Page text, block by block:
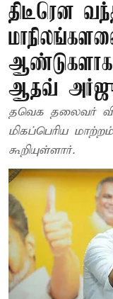
திடீரென
ஆண்டுகளாக
ஆதவ்
தவெக தலைவர்
மிகப்பெரிய
கூறியுள்ளார்.